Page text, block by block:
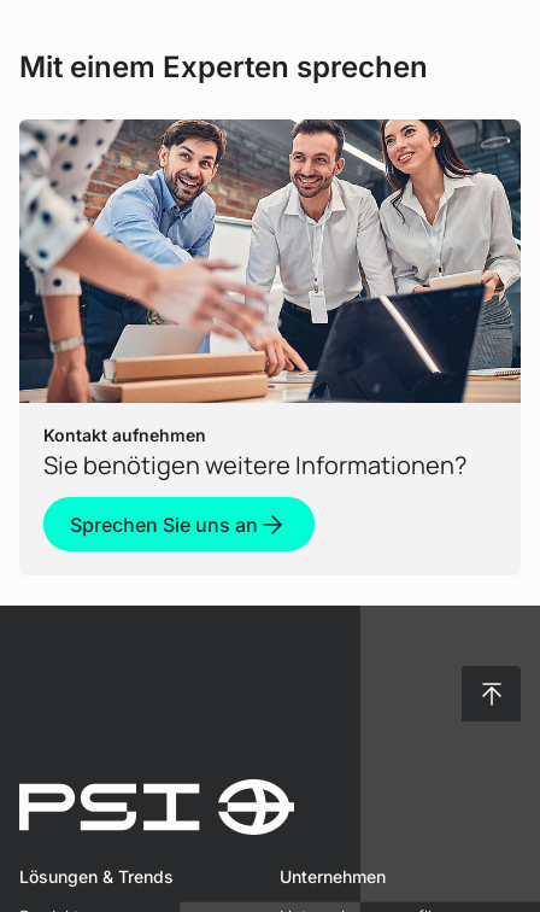
Mit einem Experten sprechen
Kontakt aufnehmen
Sie benötigen weitere Informationen?
Sprechen Sie uns an
Lösungen & Trends
Unternehmen
Nach